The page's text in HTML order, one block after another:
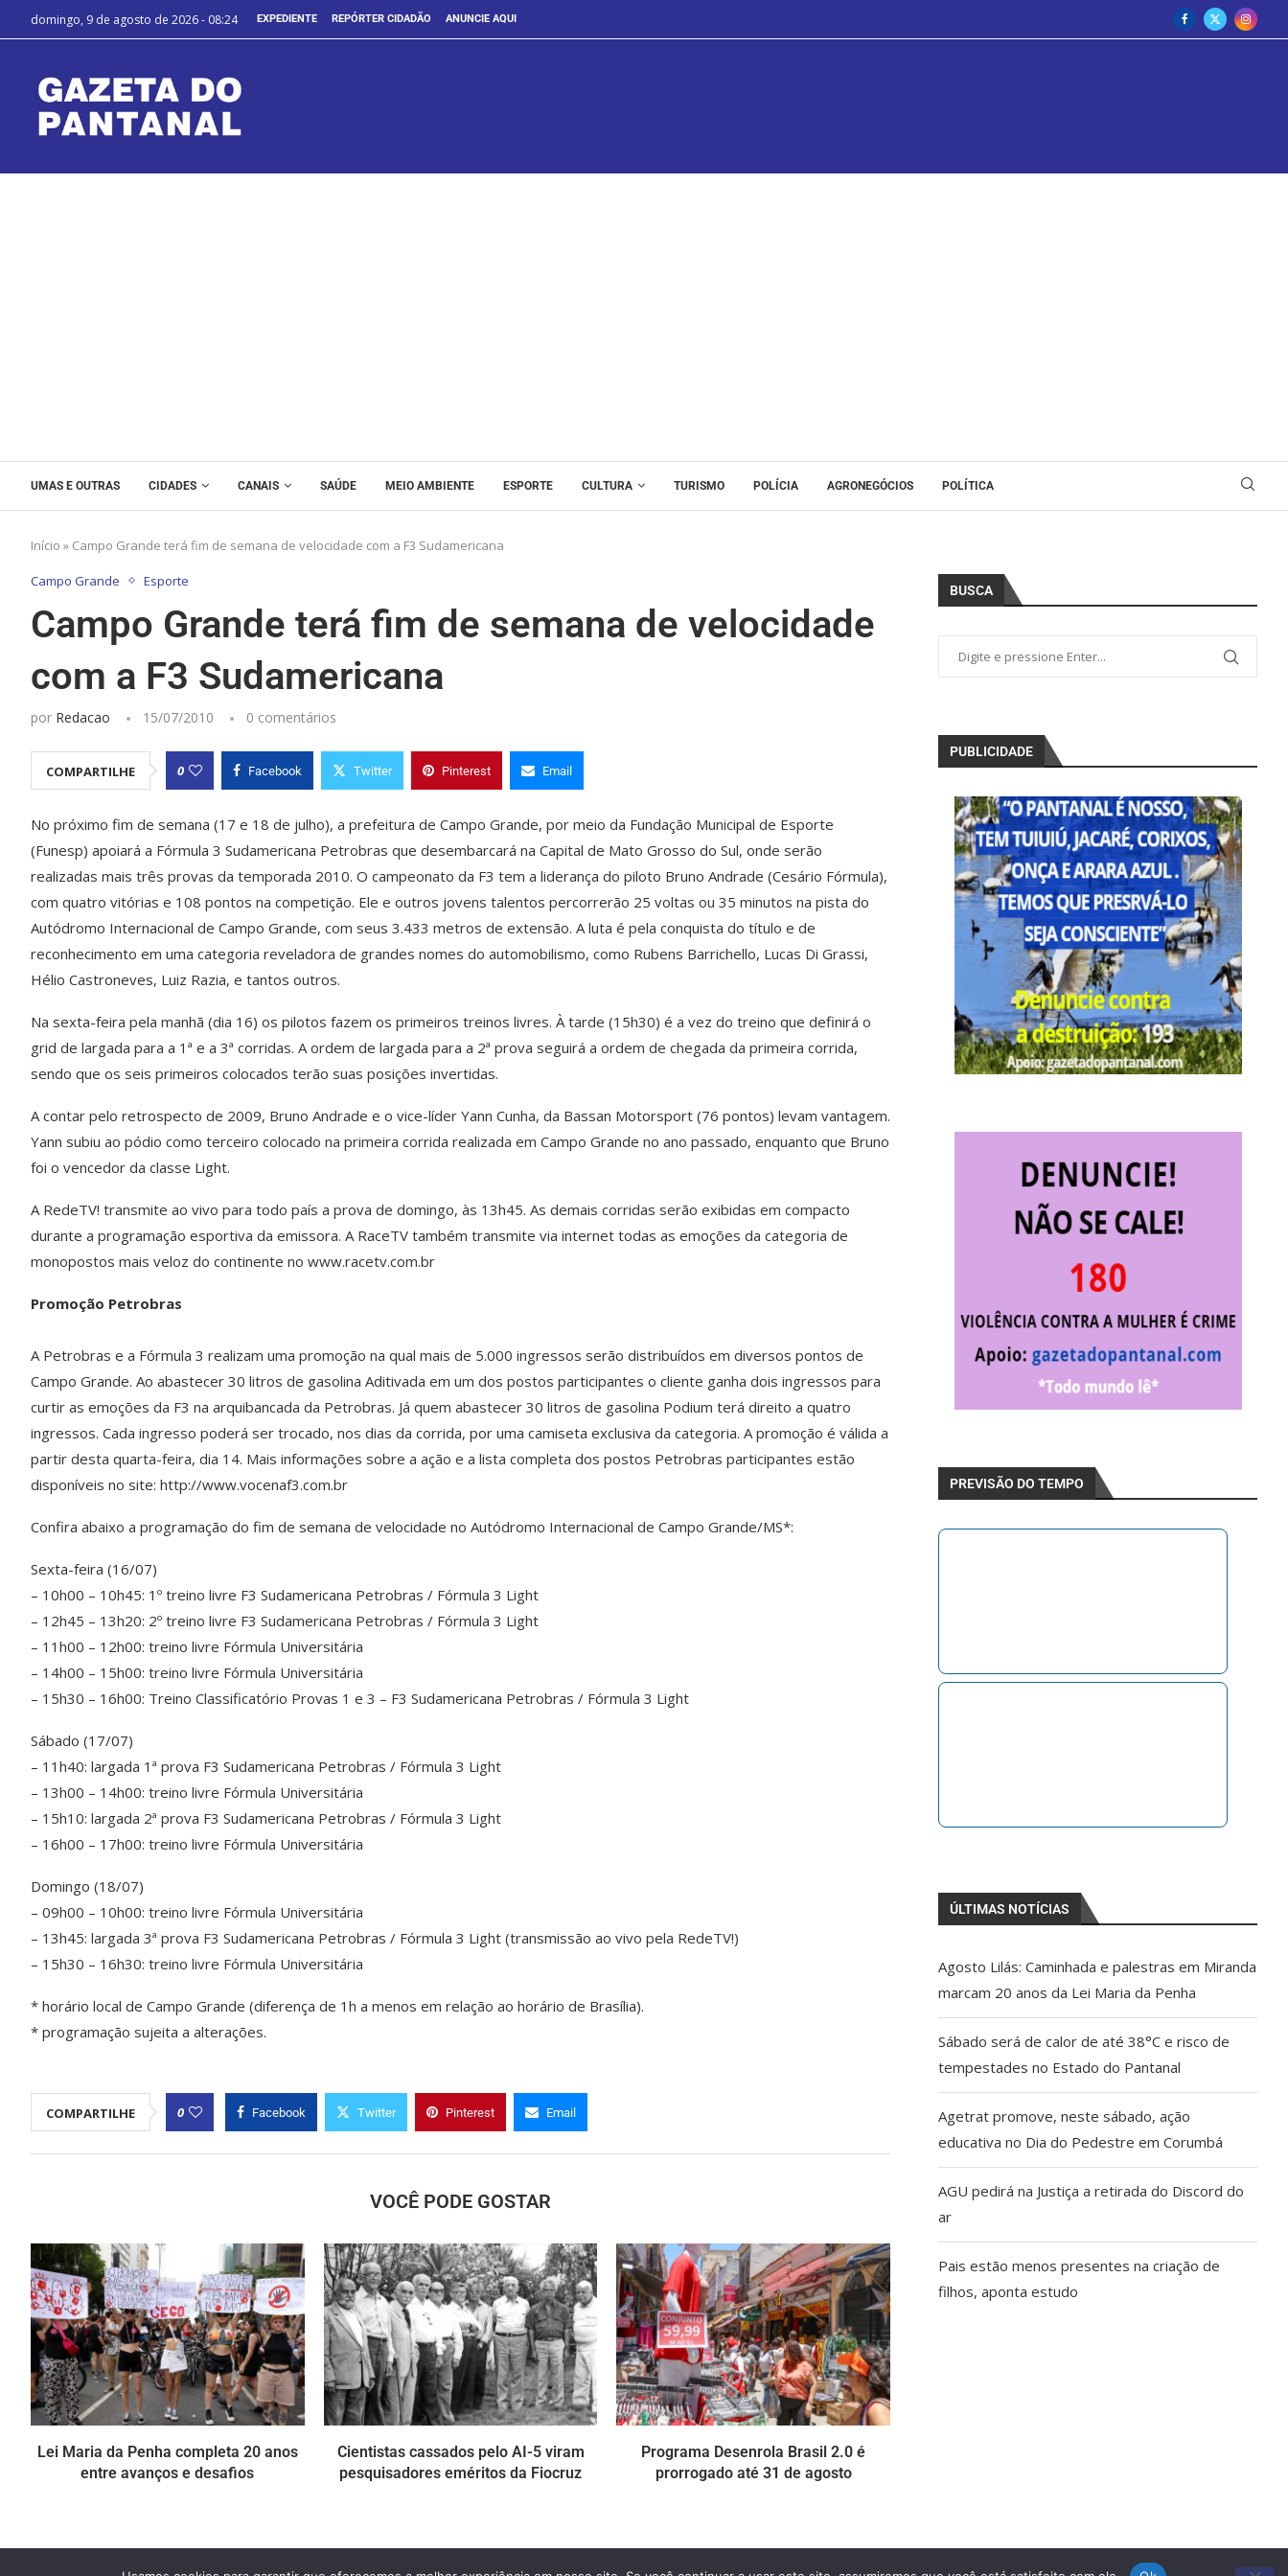
domingo, 9 de agosto de 2026 - 08:24 EXPEDIENTE REPÓRTER CIDADÃO ANUNCIE AQUI
UMAS E OUTRAS CIDADES CANAIS SAÚDE MEIO AMBIENTE ESPORTE CULTURA TURISMO POLÍCIA AGRONEGÓCIOS POLÍTICA
Início » Campo Grande terá fim de semana de velocidade com a F3 Sudamericana
Campo Grande Esporte
Campo Grande terá fim de semana de velocidade
com a F3 Sudamericana
por Redacao 15/07/2010 0 comentários
COMPARTILHE 0 Facebook Twitter Pinterest Email
No próximo fim de semana (17 e 18 de julho), a prefeitura de Campo Grande, por meio da Fundação Municipal de Esporte
(Funesp) apoiará a Fórmula 3 Sudamericana Petrobras que desembarcará na Capital de Mato Grosso do Sul, onde serão
realizadas mais três provas da temporada 2010. O campeonato da F3 tem a liderança do piloto Bruno Andrade (Cesário Fórmula),
com quatro vitórias e 108 pontos na competição. Ele e outros jovens talentos percorrerão 25 voltas ou 35 minutos na pista do
Autódromo Internacional de Campo Grande, com seus 3.433 metros de extensão. A luta é pela conquista do título e de
reconhecimento em uma categoria reveladora de grandes nomes do automobilismo, como Rubens Barrichello, Lucas Di Grassi,
Hélio Castroneves, Luiz Razia, e tantos outros.
Na sexta-feira pela manhã (dia 16) os pilotos fazem os primeiros treinos livres. À tarde (15h30) é a vez do treino que definirá o
grid de largada para a 1ª e a 3ª corridas. A ordem de largada para a 2ª prova seguirá a ordem de chegada da primeira corrida,
sendo que os seis primeiros colocados terão suas posições invertidas.
A contar pelo retrospecto de 2009, Bruno Andrade e o vice-líder Yann Cunha, da Bassan Motorsport (76 pontos) levam vantagem.
Yann subiu ao pódio como terceiro colocado na primeira corrida realizada em Campo Grande no ano passado, enquanto que Bruno
foi o vencedor da classe Light.
A RedeTV! transmite ao vivo para todo país a prova de domingo, às 13h45. As demais corridas serão exibidas em compacto
durante a programação esportiva da emissora. A RaceTV também transmite via internet todas as emoções da categoria de
monopostos mais veloz do continente no www.racetv.com.br
Promoção Petrobras
A Petrobras e a Fórmula 3 realizam uma promoção na qual mais de 5.000 ingressos serão distribuídos em diversos pontos de
Campo Grande. Ao abastecer 30 litros de gasolina Aditivada em um dos postos participantes o cliente ganha dois ingressos para
curtir as emoções da F3 na arquibancada da Petrobras. Já quem abastecer 30 litros de gasolina Podium terá direito a quatro
ingressos. Cada ingresso poderá ser trocado, nos dias da corrida, por uma camiseta exclusiva da categoria. A promoção é válida a
partir desta quarta-feira, dia 14. Mais informações sobre a ação e a lista completa dos postos Petrobras participantes estão
disponíveis no site: http://www.vocenaf3.com.br
Confira abaixo a programação do fim de semana de velocidade no Autódromo Internacional de Campo Grande/MS*:
Sexta-feira (16/07)
– 10h00 – 10h45: 1º treino livre F3 Sudamericana Petrobras / Fórmula 3 Light
– 12h45 – 13h20: 2º treino livre F3 Sudamericana Petrobras / Fórmula 3 Light
– 11h00 – 12h00: treino livre Fórmula Universitária
– 14h00 – 15h00: treino livre Fórmula Universitária
– 15h30 – 16h00: Treino Classificatório Provas 1 e 3 – F3 Sudamericana Petrobras / Fórmula 3 Light
Sábado (17/07)
– 11h40: largada 1ª prova F3 Sudamericana Petrobras / Fórmula 3 Light
– 13h00 – 14h00: treino livre Fórmula Universitária
– 15h10: largada 2ª prova F3 Sudamericana Petrobras / Fórmula 3 Light
– 16h00 – 17h00: treino livre Fórmula Universitária
Domingo (18/07)
– 09h00 – 10h00: treino livre Fórmula Universitária
– 13h45: largada 3ª prova F3 Sudamericana Petrobras / Fórmula 3 Light (transmissão ao vivo pela RedeTV!)
– 15h30 – 16h30: treino livre Fórmula Universitária
* horário local de Campo Grande (diferença de 1h a menos em relação ao horário de Brasília).
* programação sujeita a alterações.
COMPARTILHE 0 Facebook Twitter Pinterest Email
VOCÊ PODE GOSTAR
Lei Maria da Penha completa 20 anos
entre avanços e desafios
Cientistas cassados pelo AI-5 viram
pesquisadores eméritos da Fiocruz
Programa Desenrola Brasil 2.0 é
prorrogado até 31 de agosto
BUSCA
PUBLICIDADE
PREVISÃO DO TEMPO
ÚLTIMAS NOTÍCIAS
Agosto Lilás: Caminhada e palestras em Miranda
marcam 20 anos da Lei Maria da Penha
Sábado será de calor de até 38°C e risco de
tempestades no Estado do Pantanal
Agetrat promove, neste sábado, ação
educativa no Dia do Pedestre em Corumbá
AGU pedirá na Justiça a retirada do Discord do
ar
Pais estão menos presentes na criação de
filhos, aponta estudo